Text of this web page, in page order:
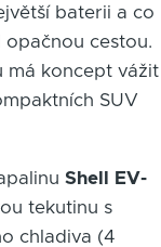
baterii a co
cestou.
má koncept vážit
SUV
Shell EV-
tekutinu s
chladiva (4